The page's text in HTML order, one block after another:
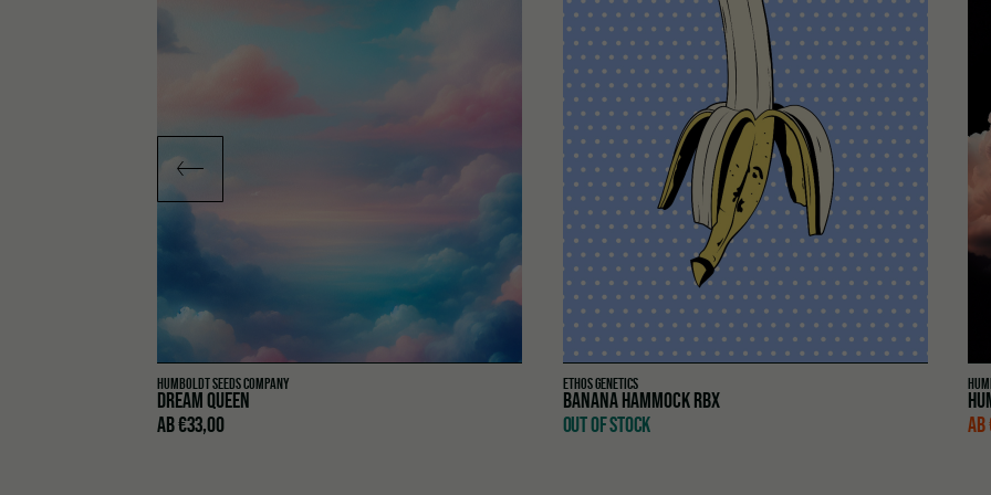
HUMBOLDT SEEDS COMPANY
DREAM QUEEN
AB€33,00
ETHOS GENETICS
BANANA HAMMOCK RBX
OUT OF STOCK
AB